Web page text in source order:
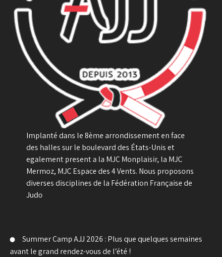
Implanté dans le 8ème arrondissement en face
des halles sur le boulevard des États-Unis et
egalement present a la MJC Monplaisir, la MJC
Mermoz, MJC Espace des 4 Vents. Nous proposons
diverses disciplines de la Fédération Française de
Judo
Summer Camp AJJ 2026 : Plus que quelques semaines
avant le grand rendez-vous de l’été !